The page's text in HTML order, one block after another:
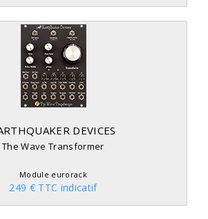
DEVICES
The Wave Transformer
Module eurorack
249 € TTC indicatif